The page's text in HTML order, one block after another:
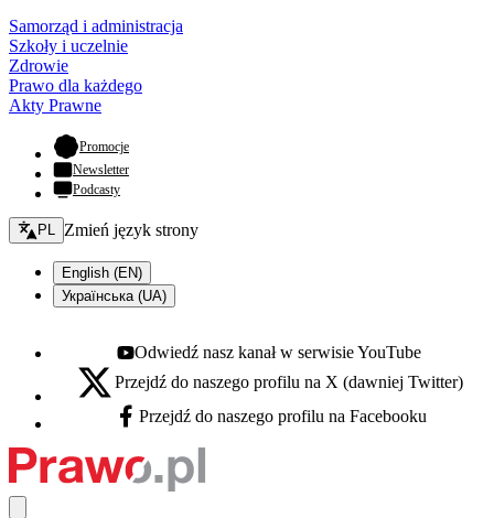
Samorząd i administracja
Szkoły i uczelnie
Zdrowie
Prawo dla każdego
Akty Prawne
Promocje- otwiera się w nowej karcie
Newsletter
Podcasty
Zmień język - bieżący:
PL Zmień język strony
English (EN)
Українська (UA)
Youtube - otwiera się w nowej karcie
Odwiedź nasz kanał w serwisie YouTube
X - otwiera się w nowej karcie
Przejdź do naszego profilu na X (dawniej Twitter)
Facebook - otwiera się w nowej karcie
Przejdź do naszego profilu na Facebooku